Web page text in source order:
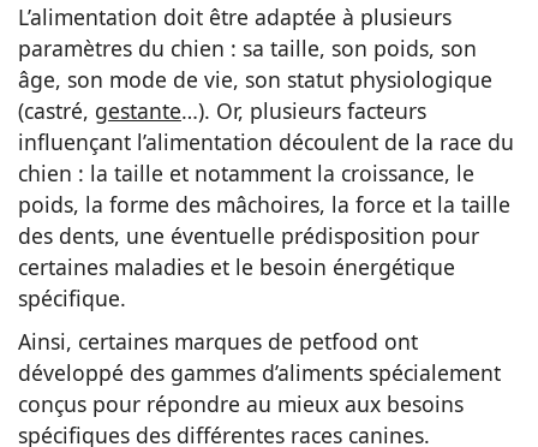
L’alimentation doit être adaptée à plusieurs
paramètres du chien : sa taille, son poids, son
âge, son mode de vie, son statut physiologique
(castré, gestante…). Or, plusieurs facteurs
influençant l’alimentation découlent de la race du
chien : la taille et notamment la croissance, le
poids, la forme des mâchoires, la force et la taille
des dents, une éventuelle prédisposition pour
certaines maladies et le besoin énergétique
spécifique.
Ainsi, certaines marques de petfood ont
développé des gammes d’aliments spécialement
conçus pour répondre au mieux aux besoins
spécifiques des différentes races canines.